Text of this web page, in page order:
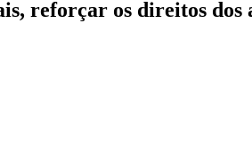
reforçar os direitos